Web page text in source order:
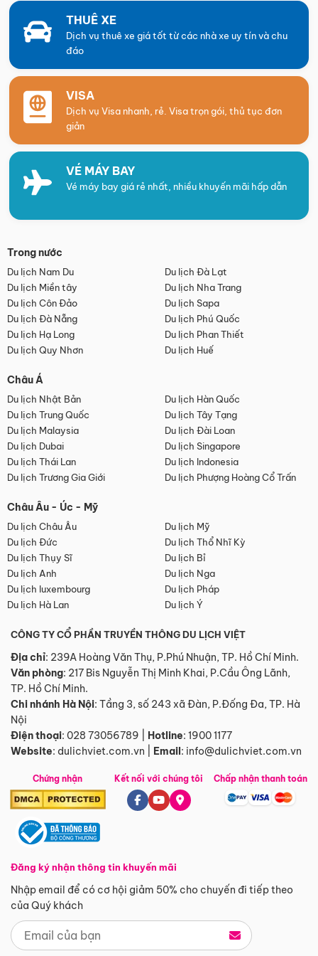
THUÊ XE
Dịch vụ thuê xe giá tốt từ các nhà xe uy tín và chu
đáo
VISA
Dịch vụ Visa nhanh, rẻ. Visa trọn gói, thủ tục đơn
giản
VÉ MÁY BAY
Vé máy bay giá rẻ nhất, nhiều khuyến mãi hấp dẫn
Trong nước
Du lịch Nam Du
Du lịch Đà Lạt
Du lịch Miền tây
Du lịch Nha Trang
Du lịch Côn Đảo
Du lịch Sapa
Du lịch Đà Nẵng
Du lịch Phú Quốc
Du lịch Hạ Long
Du lịch Phan Thiết
Du lịch Quy Nhơn
Du lịch Huế
Châu Á
Du lịch Nhật Bản
Du lịch Hàn Quốc
Du lịch Trung Quốc
Du lịch Tây Tạng
Du lịch Malaysia
Du lịch Đài Loan
Du lịch Dubai
Du lịch Singapore
Du lịch Thái Lan
Du lịch Indonesia
Du lịch Trương Gia Giới
Du lịch Phượng Hoàng Cổ Trấn
Châu Âu - Úc - Mỹ
Du lịch Châu Âu
Du lịch Mỹ
Du lịch Đức
Du lịch Thổ Nhĩ Kỳ
Du lịch Thụy Sĩ
Du lịch Bỉ
Du lịch Anh
Du lịch Nga
Du lịch luxembourg
Du lịch Pháp
Du lịch Hà Lan
Du lịch Ý
CÔNG TY CỔ PHẦN TRUYỀN THÔNG DU LỊCH VIỆT
Địa chỉ: 239A Hoàng Văn Thụ, P.Phú Nhuận, TP. Hồ Chí Minh.
Văn phòng: 217 Bis Nguyễn Thị Minh Khai, P.Cầu Ông Lãnh,
TP. Hồ Chí Minh.
Chi nhánh Hà Nội: Tầng 3, số 243 xã Đàn, P.Đống Đa, TP. Hà
Nội
Điện thoại: 028 73056789 Hotline: 1900 1177
Website: dulichviet.com.vn Email: info@dulichviet.com.vn
Chứng nhận
Đăng ký nhận thông tin khuyến mãi
Nhập email để có cơ hội giảm 50% cho chuyến đi tiếp theo
của Quý khách
Kết nối với chúng tôi Chấp nhận thanh toán